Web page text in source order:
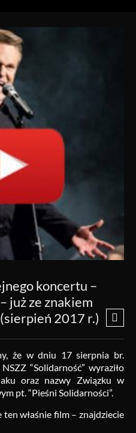
koncertu –
już ze znakiem
2017 r.)
że w dniu 17 sierpnia br.
“Solidarność” wyraziło
oraz nazwy Związku w
pt. “Pieśni Solidarności”.
właśnie film – znajdziecie